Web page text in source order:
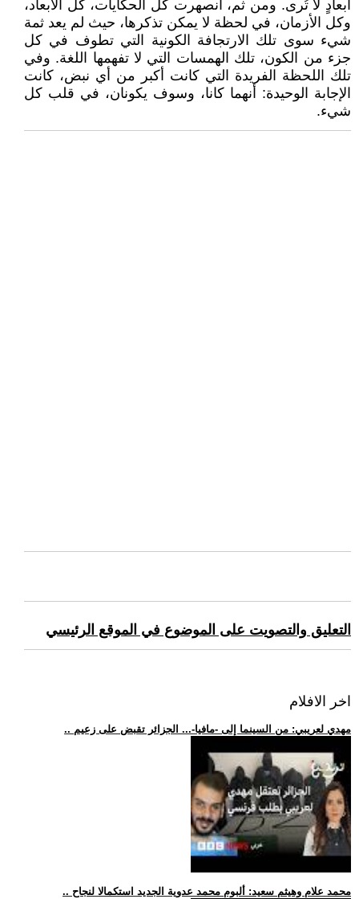
أبعادٍ لا تُرى. ومن ثم، انصهرت كل الحكايات، كل الأبعاد،
وكل الأزمان، في لحظة لا يمكن تذكرها، حيث لم يعد ثمة
شيء سوى تلك الارتجافة الكونية التي تطوف في كل
جزء من الكون، تلك الهمسات التي لا تفهمها اللغة. وفي
تلك اللحظة الفريدة التي كانت أكبر من أي نبض، كانت
الإجابة الوحيدة: أنهما كانا، وسوف يكونان، في قلب كل
شيء.
التعليق والتصويت على الموضوع في الموقع الرئيسي
اخر الافلام
.. مهدي لعريبي: من السينما إلى -مافيا-... الجزائر تقبض على زعيم
.. محمد علام وهيثم سعيد: ألبوم محمد عدوية الجديد استكمالا لنجاح